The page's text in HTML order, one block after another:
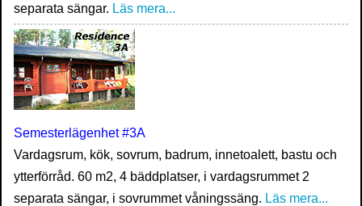
separata sängar. Läs mera...
Semesterlägenhet #3A
Vardagsrum, kök, sovrum, badrum, innetoalett, bastu och
ytterförråd. 60 m2, 4 bäddplatser, i vardagsrummet 2
separata sängar, i sovrummet våningssäng. Läs mera...